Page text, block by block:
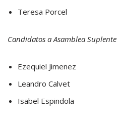
Teresa Porcel
Candidatos a Asamblea Suplente
Ezequiel Jimenez
Leandro Calvet
Isabel Espindola